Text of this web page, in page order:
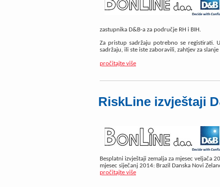
zastupnika D&B-a za područje RH i BIH.
Za pristup sadržaju potrebno se registirati.
sadržaju, ili ste iste zaboravili, zahtjev za
pročitajte više
RiskLine izvještaji
Besplatni izvještaji zemalja za mjesec veljača
mjesec siječanj 2014: Brazil Danska Novi
pročitajte više